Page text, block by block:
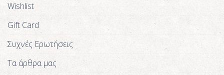
Wishlist
Gift Card
Συχνές Ερωτήσεις
Τα άρθρα μας